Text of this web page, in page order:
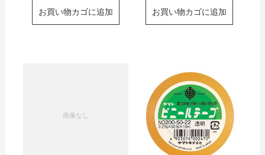
お買い物カゴに追加 お買い物カゴに追加